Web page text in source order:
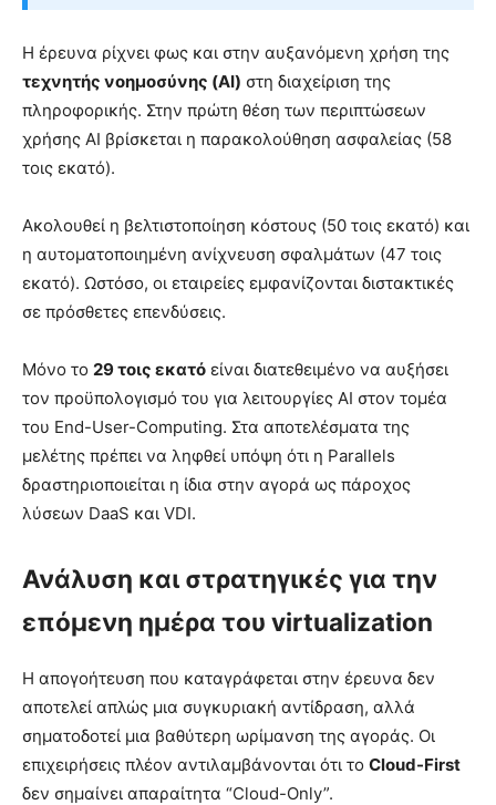
Η έρευνα ρίχνει φως και στην αυξανόμενη χρήση της
τεχνητής νοημοσύνης (AI) στη διαχείριση της
πληροφορικής. Στην πρώτη θέση των περιπτώσεων
χρήσης AI βρίσκεται η παρακολούθηση ασφαλείας (58
τοις εκατό).
Ακολουθεί η βελτιστοποίηση κόστους (50 τοις εκατό) και
η αυτοματοποιημένη ανίχνευση σφαλμάτων (47 τοις
εκατό). Ωστόσο, οι εταιρείες εμφανίζονται διστακτικές
σε πρόσθετες επενδύσεις.
Μόνο το 29 τοις εκατό είναι διατεθειμένο να αυξήσει
τον προϋπολογισμό του για λειτουργίες AI στον τομέα
του End-User-Computing. Στα αποτελέσματα της
μελέτης πρέπει να ληφθεί υπόψη ότι η Parallels
δραστηριοποιείται η ίδια στην αγορά ως πάροχος
λύσεων DaaS και VDI.
Ανάλυση και στρατηγικές για την
επόμενη ημέρα του virtualization
Η απογοήτευση που καταγράφεται στην έρευνα δεν
αποτελεί απλώς μια συγκυριακή αντίδραση, αλλά
σηματοδοτεί μια βαθύτερη ωρίμανση της αγοράς. Οι
επιχειρήσεις πλέον αντιλαμβάνονται ότι το Cloud-First
δεν σημαίνει απαραίτητα “Cloud-Only”.